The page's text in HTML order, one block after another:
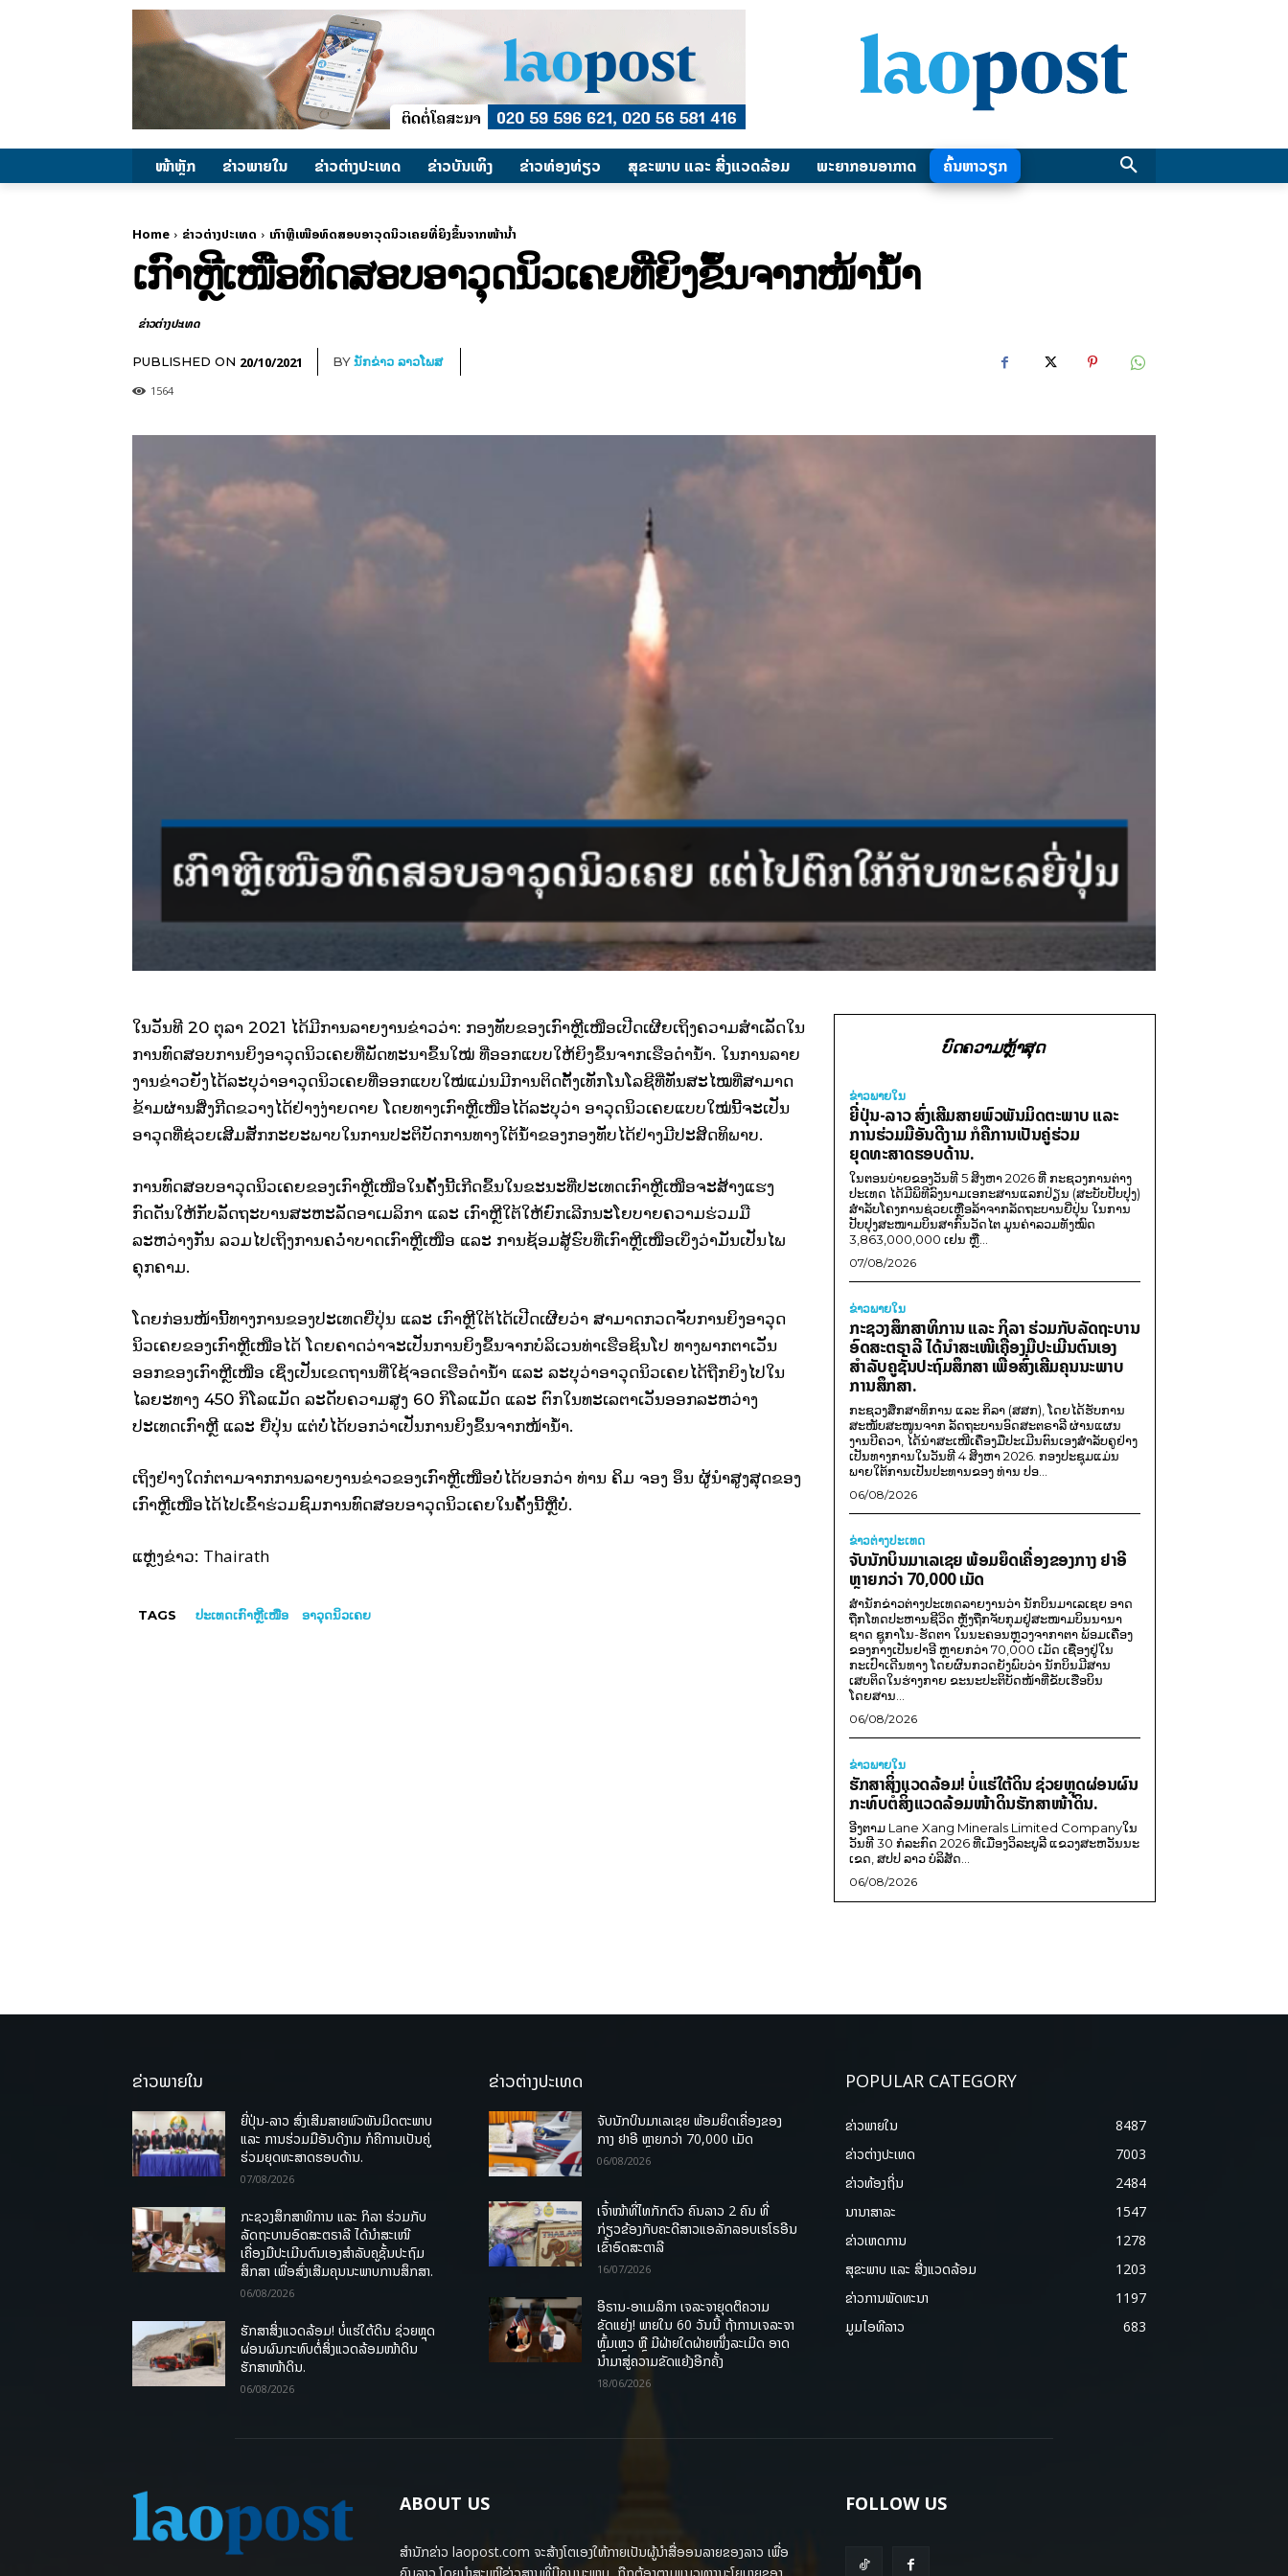
ໜ້າຫຼັກ ຂ່າວພາຍ​ໃນ ຂ່າວຕ່າງປະເທດ ​ຂ່າວບັນເທິງ ​ຂ່າວທ່ອງທ່ຽວ ສຸຂະພາບ ແລະ ສີ່ງແວດລ້ອມ ພະຍາກອນອາກາດ ຄົ້ນຫາວຽກ
Home ຂ່າວຕ່າງປະເທດ ເກົາຫຼີເໜືອທົດສອບອາວຸດນິວເຄຍທີ່ຍິງຂຶ້ນຈາກໜ້ານໍ້າ
ເກົາຫຼີເໜືອທົດສອບອາວຸດນິວເຄຍທີ່ຍິງຂຶ້ນຈາກໜ້ານໍ້າ
ຂ່າວຕ່າງປະເທດ
PUBLISHED ON 20/10/2021 BYນັກຂ່າວ ລາວໂພສ
1564
ໃນວັນທີ 20 ຕຸລາ 2021 ໄດ້ມີການລາຍງານຂ່າວວ່າ: ກອງທັບຂອງເກົາຫຼີເໜືອເປີດເຜີຍເຖິງຄວາມສໍາເລັດໃນ
ການທົດສອບການຍິງອາວຸດນິວເຄຍທີ່ພັດທະນາຂຶ້ນໃໝ່ ທີ່ອອກແບບໃຫ້ຍິງຂຶ້ນຈາກເຮືອດໍານໍ້າ. ໃນການລາຍ
ງານຂ່າວຍັງໄດ້ລະບຸວ່າອາວຸດນິວເຄຍທີ່ອອກແບບໃໝ່ແມ່ນມີການຕິດຕັ້ງເທັກໂນໂລຊີທີ່ທັນສະໄໝທີ່ສາມາດ
ຂ້າມຜ່ານສິ່ງກີດຂວາງໄດ້ຢ່າງງ່າຍດາຍ ໂດຍທາງເກົາຫຼີເໜືອໄດ້ລະບຸວ່າ ອາວຸດນິວເຄຍແບບໃໝ່ນີ້ຈະເປັນ
ອາວຸດທີ່ຊ່ວຍເສີມສັກກະຍະພາບໃນການປະຕິບັດການທາງໃຕ້ນໍ້າຂອງກອງທັບໄດ້ຢ່າງມີປະສິດທິພາບ.
ການທົດສອບອາວຸດນິວເຄຍຂອງເກົາຫຼີເໜືອໃນຄັ້ງນີ້ເກີດຂຶ້ນໃນຂະນະທີ່ປະເທດເກົາຫຼີເໜືອຈະສ້າງແຮງ
ກົດດັນໃຫ້ກັບລັດຖະບານສະຫະລັດອາເມລິກາ ແລະ ເກົາຫຼີໃຕ້ໃຫ້ຍົກເລີກນະໂຍບາຍຄວາມຮ່ວມມື
ລະຫວ່າງກັນ ລວມໄປເຖິງການຄວໍ່າບາດເກົາຫຼີເໜືອ ແລະ ການຊ້ອມສູ້ຮົບທີ່ເກົາຫຼີເໜືອເບິ່ງວ່າມັນເປັນໄພ
ຄຸກຄາມ.
ໂດຍກ່ອນໜ້ານີ້ທາງການຂອງປະເທດຍີ່ປຸ່ນ ແລະ ເກົາຫຼີໃຕ້ໄດ້ເປີດເຜີຍວ່າ ສາມາດກວດຈັບການຍິງອາວຸດ
ນິວເຄຍຂອງເກົາຫຼີເໜືອໄດ້ ໂດຍຄາດວ່າຈະເປັນການຍິງຂຶ້ນຈາກບໍລິເວນທ່າເຮືອຊິນໂປ ທາງພາກຕາເວັນ
ອອກຂອງເກົາຫຼີເໜືອ ເຊິ່ງເປັນເຂດຖານທີ່ໃຊ້ຈອດເຮືອດໍານໍ້າ ແລະ ລະບຸວ່າອາວຸດນິວເຄຍໄດ້ຖືກຍິງໄປໃນ
ໄລຍະທາງ 450 ກິໂລແມັດ ລະດັບຄວາມສູງ 60 ກິໂລແມັດ ແລະ ຕົກໃນທະເລຕາເວັນອອກລະຫວ່າງ
ປະເທດເກົາຫຼີ ແລະ ຍີ່ປຸ່ນ ແຕ່ບໍ່ໄດ້ບອກວ່າເປັນການຍິງຂຶ້ນຈາກໜ້ານໍ້າ.
ເຖິງຢ່າງໃດກໍຕາມຈາກການລາຍງານຂ່າວຂອງເກົາຫຼີເໜືອບໍ່ໄດ້ບອກວ່າ ທ່ານ ຄິມ ຈອງ ອຶນ ຜູ້ນໍາສູງສຸດຂອງ
ເກົາຫຼີເໜືອໄດ້ໄປເຂົ້າຮ່ວມຊົມການທົດສອບອາວຸດນິວເຄຍໃນຄັ້ງນີ້ຫຼືບໍ່.
ແຫຼ່ງຂ່າວ: Thairath
TAGS ປະເທດເກົາຫຼີເໜືອ ອາວຸດນິວເຄຍ
ບົດຄວາມຫຼ້າສຸດ
ຂ່າວພາຍ​ໃນ
ຍີ່ປຸ່ນ-ລາວ ສົ່ງເສີມສາຍພົວພັນມິດຕະພາບ ແລະ
ການຮ່ວມມືອັນດີງາມ ກໍຄືການເປັນຄູ່ຮ່ວມ
ຍຸດທະສາດຮອບດ້ານ.
ໃນຕອນບ່າຍຂອງວັນທີ 5 ສິງຫາ 2026 ທີ່ ກະຊວງການຕ່າງ
ປະເທດ ໄດ້ມີພິທີລົງນາມເອກະສານແລກປ່ຽນ (ສະບັບປັບປຸງ)
ສໍາລັບໂຄງການຊ່ວຍເຫຼືອລ້າຈາກລັດຖະບານຍີ່ປຸ່ນ ໃນການ
ປັບປຸງສະໜາມບິນສາກົນວັດໄຕ ມູນຄ່າລວມທັງໝົດ
3,863,000,000 ເຢນ ຫຼື...
07/08/2026
ຂ່າວພາຍ​ໃນ
ກະຊວງສຶກສາທິການ ແລະ ກິລາ ຮ່ວມກັບລັດຖະບານ
ອົດສະຕຣາລີ ໄດ້ນຳສະເໜີເຄື່ອງມືປະເມີນຕົນເອງ
ສຳລັບຄູຊັ້ນປະຖົມສຶກສາ ເພື່ອສົ່ງເສີມຄຸນນະພາບ
ການສຶກສາ.
ກະຊວງສຶກສາທິການ ແລະ ກິລາ (ສສກ), ໂດຍໄດ້ຮັບການ
ສະໜັບສະໜູນຈາກ ລັດຖະບານອົດສະຕຣາລີ ຜ່ານແຜນ
ງານບີຄວາ, ໄດ້ນຳສະເໜີເຄື່ອງມືປະເມີນຕົນເອງສຳລັບຄູຢ່າງ
ເປັນທາງການໃນວັນທີ 4 ສິງຫາ 2026. ກອງປະຊຸມແມ່ນ
ພາຍໃຕ້ການເປັນປະທານຂອງ ທ່ານ ປອ...
06/08/2026
ຂ່າວຕ່າງປະເທດ
ຈັບນັກບິນມາເລເຊຍ ພ້ອມຍຶດເຄື່ອງຂອງກາງ ຢາອີ
ຫຼາຍກວ່າ 70,000 ເມັດ
ສຳນັກຂ່າວຕ່າງປະເທດລາຍງານວ່າ ນັກບິນມາເລເຊຍ ອາດ
ຖືກໂທດປະຫານຊີວິດ ຫຼັງຖືກຈັບກຸມຢູ່ສະໜາມບິນນານາ
ຊາດ ຊູກາໂນ-ຮັດຕາ ໃນນະຄອນຫຼວງຈາກາຕາ ພ້ອມເຄື່ອງ
ຂອງກາງເປັນຢາອີ ຫຼາຍກວ່າ 70,000 ເມັດ ເຊື່ອງຢູ່ໃນ
ກະເປົາເດີນທາງ ໂດຍຜົນກວດຍັງພົບວ່າ ນັກບິນມີສານ
ເສບຕິດໃນຮ່າງກາຍ ຂະນະປະຕິບັດໜ້າທີ່ຂັບເຮືອບິນ
ໂດຍສານ...
06/08/2026
ຂ່າວພາຍ​ໃນ
ຮັກສາສິ່ງແວດລ້ອມ! ບໍ່ແຮ່ໃຕ້ດິນ ຊ່ວຍຫຼຸດຜ່ອນຜົນ
ກະທົບຕໍ່ສິ່ງແວດລ້ອມໜ້າດິນຮັກສາໜ້າດິນ.
ອີງຕາມ Lane Xang Minerals Limited Companyໃນ
ວັນທີ 30 ກໍລະກົດ 2026 ທີ່ເມືອງວິລະບູລີ ແຂວງສະຫວັນນະ
ເຂດ, ສປປ ລາວ ບໍລິສັດ...
06/08/2026
ຂ່າວພາຍໃນ
ຍີ່ປຸ່ນ-ລາວ ສົ່ງເສີມສາຍພົວພັນມິດຕະພາບ
ແລະ ການຮ່ວມມືອັນດີງາມ ກໍຄືການເປັນຄູ່
ຮ່ວມຍຸດທະສາດຮອບດ້ານ.
07/08/2026
ກະຊວງສຶກສາທິການ ແລະ ກິລາ ຮ່ວມກັບ
ລັດຖະບານອົດສະຕຣາລີ ໄດ້ນຳສະເໜີ
ເຄື່ອງມືປະເມີນຕົນເອງສຳລັບຄູຊັ້ນປະຖົມ
ສຶກສາ ເພື່ອສົ່ງເສີມຄຸນນະພາບການສຶກສາ.
06/08/2026
ຮັກສາສິ່ງແວດລ້ອມ! ບໍ່ແຮ່ໃຕ້ດິນ ຊ່ວຍຫຼຸດ
ຜ່ອນຜົນກະທົບຕໍ່ສິ່ງແວດລ້ອມໜ້າດິນ
ຮັກສາໜ້າດິນ.
06/08/2026
ຂ່າວຕ່າງປະເທດ
ຈັບນັກບິນມາເລເຊຍ ພ້ອມຍຶດເຄື່ອງຂອງ
ກາງ ຢາອີ ຫຼາຍກວ່າ 70,000 ເມັດ
06/08/2026
ເຈົ້າໜ້າທີ່ໄທກັກຕົວ ຄົນລາວ 2 ຄົນ ທີ່
ກ່ຽວຂ້ອງກັບຄະດີສາວແອລັກລອບເຮໂຣອີນ
ເຂົ້າອົດສະຕາລີ
16/07/2026
ອີຣານ-ອາເມລິກາ ເຈລະຈາຍຸດຕິຄວາມ
ຂັດແຍ່ງ! ພາຍໃນ 60 ວັນນີ້ ຖ້າການເຈລະຈາ
ຫຼົ້ມເຫຼວ ຫຼື ມີຝ່າຍໃດຝ່າຍໜຶ່ງລະເມີດ ອາດ
ນໍາມາສູ່ຄວາມຂັດແຍ້ງອີກຄັ້ງ
18/06/2026
POPULAR CATEGORY
ຂ່າວພາຍ​ໃນ
8487
ຂ່າວຕ່າງປະເທດ
7003
ຂ່າວທ້ອງຖິ່ນ
2484
ນານາສາລະ
1547
ຂ່າວເຫດການ
1278
ສຸຂະພາບ ແລະ ສີ່ງແວດລ້ອມ
1203
ຂ່າວການພັດທະນາ
1197
ມູມໄອທີລາວ
683
ABOUT US
ສຳນັກຂ່າວ laopost.com ຈະສ້າງໂຕເອງໃຫ້ກາຍເປັນຜູ້ນຳສື່ອອນລາຍຂອງລາວ ເພື່ອ
ຄົນລາວ ໂດຍນຳສະເໜີຂ່າວສານທີ່ມີຄຸນນະພາບ, ຖືກຕ້ອງຕາມແນວທາງນະໂຍບາຍຂອງ
FOLLOW US